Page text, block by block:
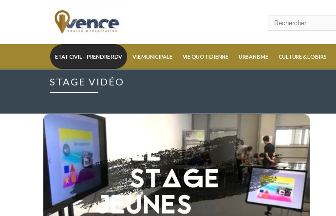
ETAT CIVIL – PRENDRE RDV VIE MUNICIPALE VIE QUOTIDIENNE URBANISME CULTURE & LOISIRS
STAGE VIDÉO